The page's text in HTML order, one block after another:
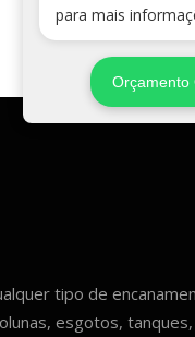
tipo de
esgotos,
para mais
Orçamento